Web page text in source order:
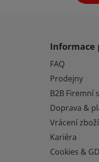
Informace
FAQ
Prodejny
B2B Firemní
Doprava &
Vrácení
Kariéra
Cookies &